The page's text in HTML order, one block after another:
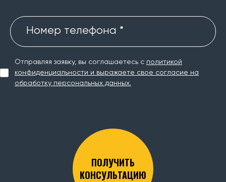
Номер телефона *
Отправляя заявку, вы соглашаетесь с политикой
конфиденциальности и выражаете свое согласие на
обработку персональных данных.
ПОЛУЧИТЬ
КОНСУЛЬТАЦИЮ